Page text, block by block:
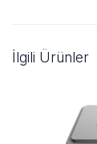
İlgili Ürünler